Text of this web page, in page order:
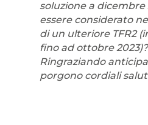
soluzione a dicembre
essere considerato
di un ulteriore TFR2
fino ad ottobre 2023)?
Ringraziando
porgono cordiali